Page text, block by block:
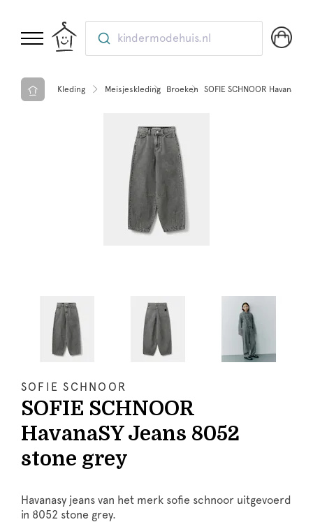
kindermodehuis.nl
Kleding Meisjeskleding Broeken SOFIE SCHNOOR
SOFIE SCHNOOR
SOFIE SCHNOOR
HavanaSY Jeans 8052
stone grey
Havanasy jeans van het merk sofie schnoor uitgevoerd
in 8052 stone grey.